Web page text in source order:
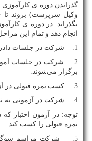
گذراندن دوره ی
وکیل سرپرست) بروند تا
بگذراند. در دوره ی
انجام دهد و تمام این
1. شرکت در جلسات دادرسی در تمام زمینه‌های حقوقی.
2. شرکت در جلسات
برگزار می‌شوند.
3. کسب نمره قبولی در آزمون مهارت‌های کامپیوتری (
4. شرکت در آزمونی به نام اختبار
توجه: در آزمون اختبار
نمره قبولی را کسب کند.
5. شرکت مراسم